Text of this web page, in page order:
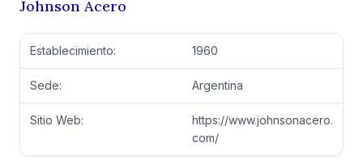
Johnson Acero
Establecimiento: 1960
Sede: Argentina
Sitio Web:
https://www.johnsonacero.
com/